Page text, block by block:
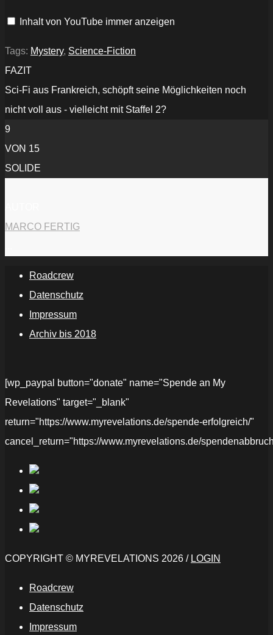
Deutsch
|
Sci-
Fi
von
YouTube
anzeigen
Inhalt von YouTube immer anzeigen
Tags: Mystery, Science-Fiction
FAZIT
Sci-Fi aus Frankreich, schöpft seine Möglichkeiten noch
nicht voll aus - vielleicht mit Staffel 2?
9
VON 15
SOLIDE
MARCO FERTIG
Roadcrew
Datenschutz
Impressum
Archiv bis 2018
[wp_paypal button="donate" name="Spende an My
Revelations" target="_blank"
return="https://www.myrevelations.de/spende-erfolgreich/"
cancel_return="https://www.myrevelations.de/
COPYRIGHT © MYREVELATIONS 2026 / LOGIN
Roadcrew
Datenschutz
Impressum